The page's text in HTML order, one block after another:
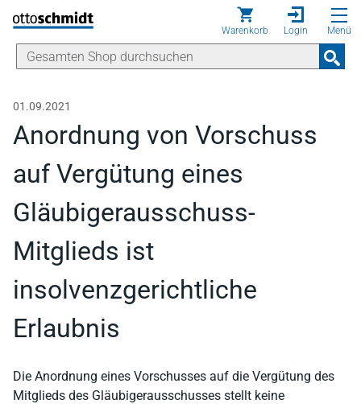
Direkt zum Inhalt
Warenkorb Login Menü
01.09.2021
Anordnung von Vorschuss
auf Vergütung eines
Gläubigerausschuss-
Mitglieds ist
insolvenzgerichtliche
Erlaubnis
Die Anordnung eines Vorschusses auf die Vergütung des
Mitglieds des Gläubigerausschusses stellt keine